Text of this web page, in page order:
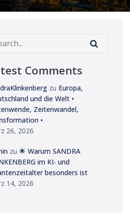
Comments
zu Europa,
und die Welt •
Zeitenwandel,
•
26, 2026
zu 🌟 Warum SANDRA
im KI‑ und
besonders ist
14, 2026